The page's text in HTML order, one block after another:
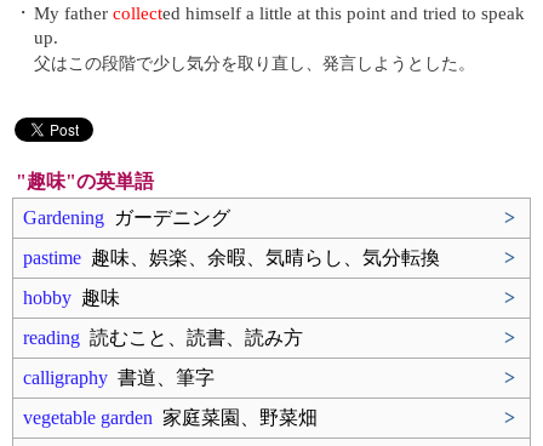
・ My father collected himself a little at this point and tried to speak
up.
父はこの段階で少し気分を取り直し、発言しようとした。
"趣味"の英単語
Gardening ガーデニング
>
pastime 趣味、娯楽、余暇、気晴らし、気分転換
>
hobby 趣味
>
reading 読むこと、読書、読み方
>
calligraphy 書道、筆字
>
vegetable garden 家庭菜園、野菜畑
>